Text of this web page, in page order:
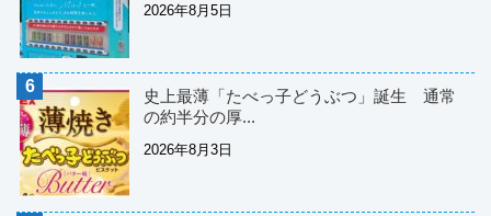
2026年8月5日
史上最薄「たべっ子どうぶつ」誕生 通常
の約半分の厚...
2026年8月3日